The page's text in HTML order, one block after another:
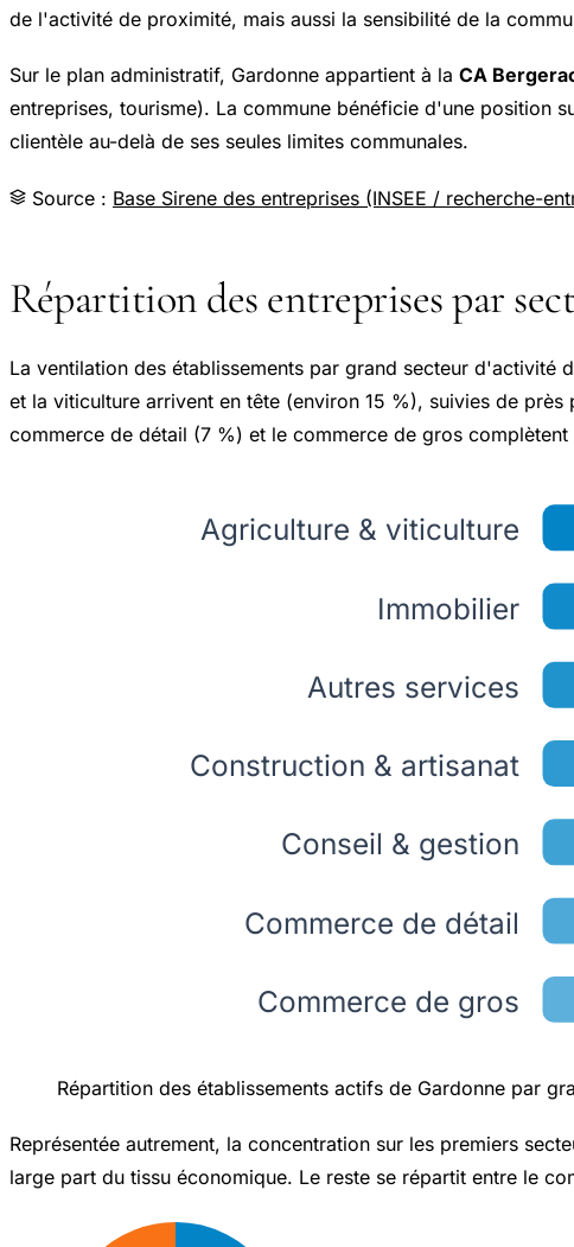
de l'activité de proximité, mais aussi la sensibilité de la
Sur le plan administratif, Gardonne appartient à la CA
entreprises, tourisme). La commune bénéficie d'une position
clientèle au-delà de ses seules limites communales.
Source : Base Sirene des entreprises (INSEE / recherche-
Répartition des entreprises par
La ventilation des établissements par grand secteur d'activité
et la viticulture arrivent en tête (environ 15 %), suivies de
commerce de détail (7 %) et le commerce de gros
Agriculture & viticulture
Immobilier
Autres services
Construction & artisanat
Conseil & gestion
Commerce de détail
Commerce de gros
Répartition des établissements actifs de Gardonne par
Représentée autrement, la concentration sur les premiers
large part du tissu économique. Le reste se répartit entre le